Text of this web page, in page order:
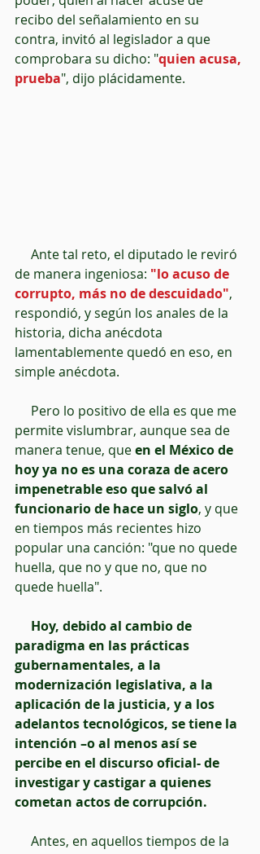
recibo del señalamiento en su
contra, invitó al legislador a que
comprobara su dicho: "quien acusa,
prueba", dijo plácidamente.
de manera ingeniosa: "lo acuso de
corrupto, más no de descuidado",
respondió, y según los anales de la
historia, dicha anécdota
lamentablemente quedó en eso, en
simple anécdota.
permite vislumbrar, aunque sea de
manera tenue, que en el México de
hoy ya no es una coraza de acero
impenetrable eso que salvó al
funcionario de hace un siglo, y que
en tiempos más recientes hizo
popular una canción: "que no quede
huella, que no y que no, que no
quede huella".
paradigma en las prácticas
gubernamentales, a la
modernización legislativa, a la
aplicación de la justicia, y a los
adelantos tecnológicos, se tiene la
intención –o al menos así se
percibe en el discurso oficial- de
investigar y castigar a quienes
cometan actos de corrupción.